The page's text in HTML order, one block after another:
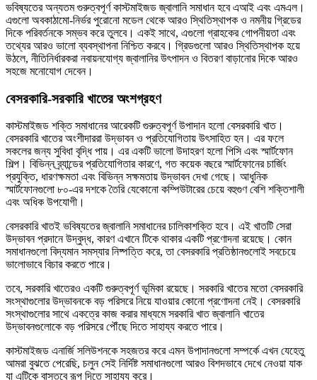
ভবিষ্যতের অন্যতম গুরুত্বপূর্ণ কাস্টমাইজড জ্বালানি সমাধান হবে এআই এবং এমএল।
এগুলো অবকাঠামো-নির্ভর পুরোনো মডেল থেকে আরও স্থিতিস্থাপক ও নমনীয় গ্রিডের
দিকে পরিবর্তনকে সম্ভব করে তুলবে। একই সাথে, এগুলো গ্রাহকের গোপনীয়তা এবং
তথ্যের আরও ভালো ব্যবস্থাপনা নিশ্চিত করবে। গ্রিডগুলো আরও স্থিতিস্থাপক হয়ে
উঠলে, নীতিনির্ধারকরা নবায়নযোগ্য জ্বালানির উৎপাদন ও বিতরণ বাড়ানোর দিকে আরও
সহজে মনোযোগ দেবেন।
বেসরকারি-সরকারি খাতের অংশগ্রহণ
কাস্টমাইজড শক্তি সমাধানের আরেকটি গুরুত্বপূর্ণ উপাদান হলো বেসরকারি খাত।
বেসরকারি খাতের অংশীদাররা উদ্ভাবন ও প্রতিযোগিতায় উৎসাহিত হন। এর ফলে
সকলের জন্য সুবিধা বৃদ্ধি পায়। এর একটি ভালো উদাহরণ হলো পিসি এবং স্মার্টফোন
শিল্প। বিভিন্ন ব্র্যান্ডের প্রতিযোগিতার কারণে, গত কয়েক বছরে স্মার্টফোনের চার্জিং
প্রযুক্তি, ধারণক্ষমতা এবং বিভিন্ন সক্ষমতায় উদ্ভাবন দেখা গেছে। আধুনিক
স্মার্টফোনগুলো ৮০-এর দশকে তৈরি যেকোনো কম্পিউটারের চেয়ে বহুগুণ বেশি শক্তিশালী
এবং অধিক উপযোগী।
বেসরকারি খাতই ভবিষ্যতের জ্বালানি সমাধানের চালিকাশক্তি হবে। এই খাতটি সেরা
উদ্ভাবন প্রদানে উদ্বুদ্ধ, কারণ এখানে টিকে থাকার একটি প্রণোদনা রয়েছে। কোন
সমাধানগুলো বিদ্যমান সমস্যার নিষ্পত্তি করে, তা বেসরকারি প্রতিষ্ঠানগুলোই সবচেয়ে
ভালোভাবে বিচার করতে পারে।
তবে, সরকারি খাতেরও একটি গুরুত্বপূর্ণ ভূমিকা রয়েছে। সরকারি খাতের মতো বেসরকারি
সংস্থাগুলোর উদ্ভাবনকে বড় পরিসরে নিয়ে যাওয়ার কোনো প্রণোদনা নেই। বেসরকারি
সংস্থাগুলোর সাথে একত্রে কাজ করার মাধ্যমে সরকারি খাত জ্বালানি খাতের
উদ্ভাবনগুলোকে বড় পরিসরে পৌঁছে দিতে সাহায্য করতে পারে।
কাস্টমাইজড এনার্জি সলিউশনকে সহজতর করে এমন উপাদানগুলো সম্পর্কে এখন যেহেতু
আমরা বুঝতে পেরেছি, চলুন সেই নির্দিষ্ট সমাধানগুলো আরও বিশদভাবে দেখে নেওয়া যাক
যা এটিকে বাস্তবে রূপ দিতে সাহায্য করে।